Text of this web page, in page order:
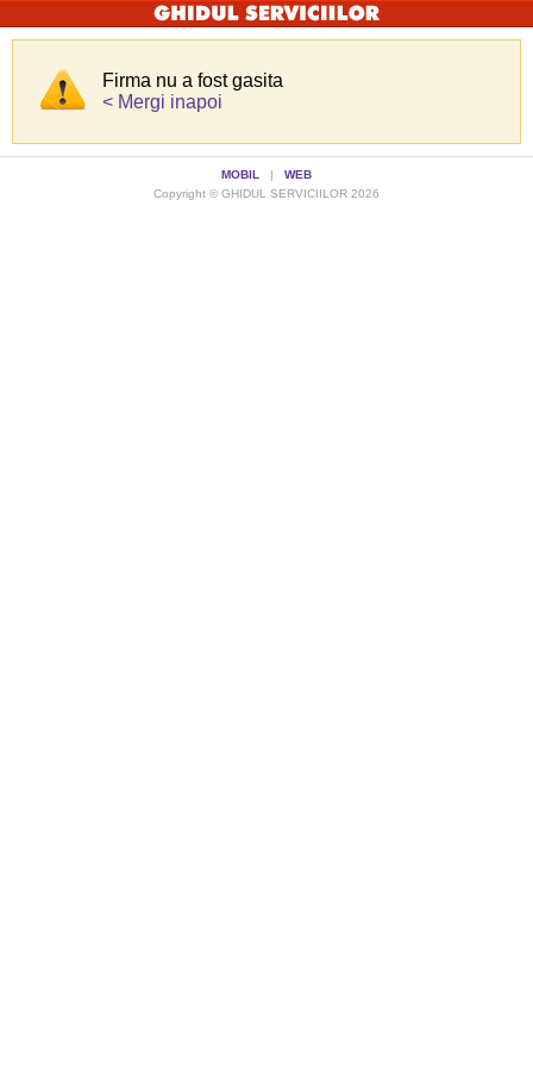
Firma nu a fost gasita
< Mergi inapoi
MOBIL | WEB
Copyright © GHIDUL SERVICIILOR 2026